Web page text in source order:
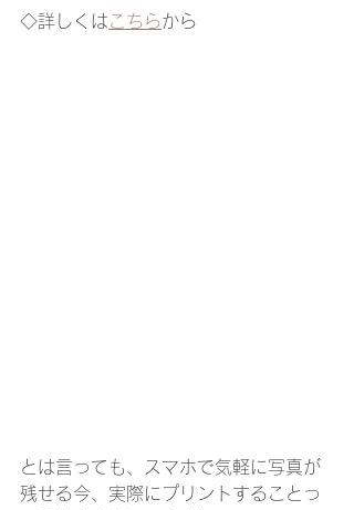
◇詳しくはこちらから
とは言っても、スマホで気軽に写真が
残せる今、実際にプリントすることっ